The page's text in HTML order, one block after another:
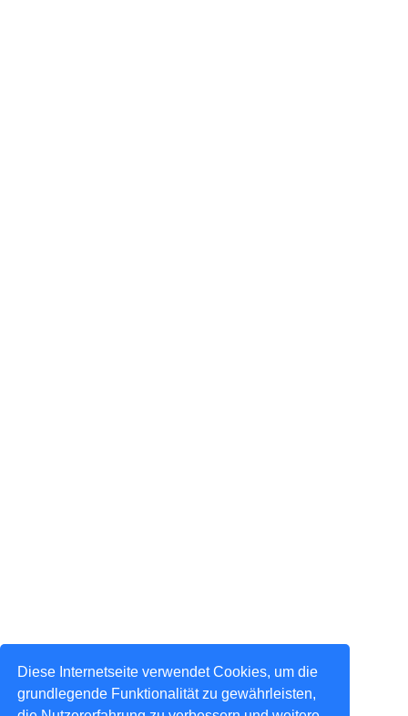
Diese Internetseite verwendet Cookies, um die
grundlegende Funktionalität zu gewährleisten,